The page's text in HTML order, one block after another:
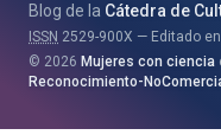
Blog de la Cátedra de
ISSN 2529-900X
Editado
2026 Mujeres con ciencia
Reconocimiento-